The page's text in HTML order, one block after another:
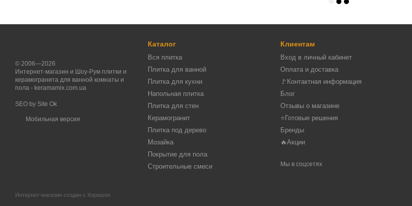
© 2006—2026
Интернет-магазин и Шоу-Рум плитки и
керамогранита для ванной комнаты и
пола - keramamix.com.ua
SEO by Site Ok
Мобильная версия
Интернет-магазин создан с Хорошоп
Каталог
Вся плитка
Плитка для ванной
Плитка для кухни
Напольная плитка
Плитка для стен
Керамогранит
Плитка под дерево
Мозайка
Покрытие для пола
Строительные смеси
Клиентам
Вход в личный кабинет
Оплата и доставка
🚩Контактная информация
Блог
Отзывы о магазине
⭐Готовые решения
Бренды
🔥Акции
Мы в соцсетях